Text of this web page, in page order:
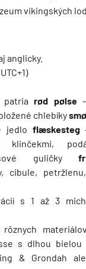
vikingských
anglicky.
patriarød pølse
chlebíky
jedlo flæskesteg
guličky
cibule,
s 1 až 3
s dlhou bielou
& Grondah